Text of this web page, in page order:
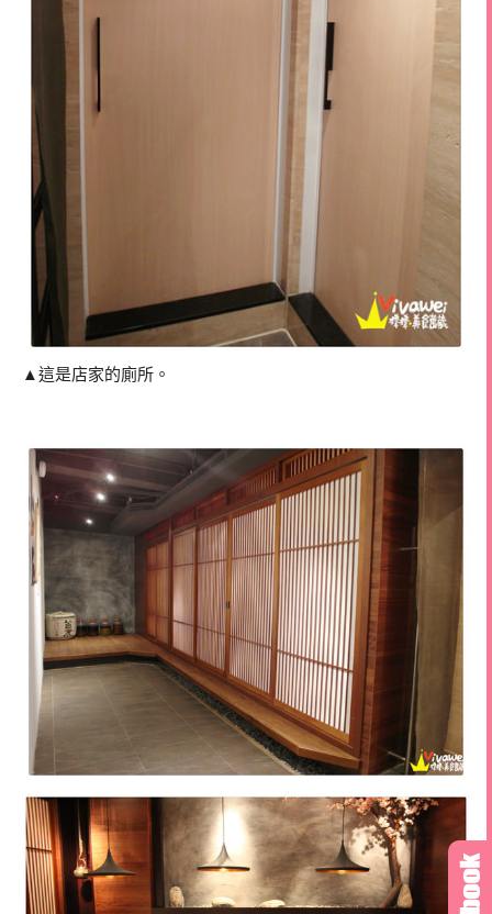
▲這是店家的廁所。